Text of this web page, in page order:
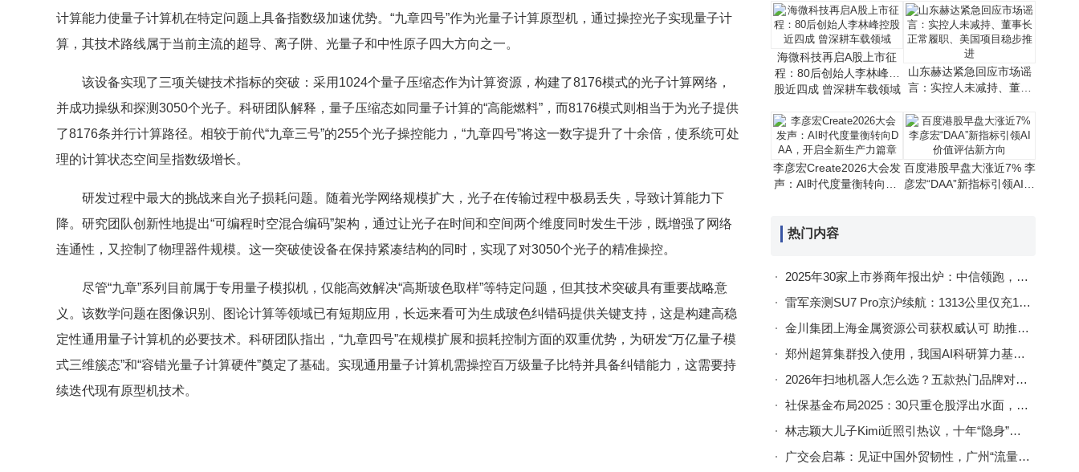
计算能力使量子计算机在特定问题上具备指数级加速优势。“九章四号”作为光量子计算原型机，通过操控光子实现量子计
算，其技术路线属于当前主流的超导、离子阱、光量子和中性原子四大方向之一。
该设备实现了三项关键技术指标的突破：采用1024个量子压缩态作为计算资源，构建了8176模式的光子计算网络，
并成功操纵和探测3050个光子。科研团队解释，量子压缩态如同量子计算的“高能燃料”，而8176模式则相当于为光子提供
了8176条并行计算路径。相较于前代“九章三号”的255个光子操控能力，“九章四号”将这一数字提升了十余倍，使系统可处
理的计算状态空间呈指数级增长。
研发过程中最大的挑战来自光子损耗问题。随着光学网络规模扩大，光子在传输过程中极易丢失，导致计算能力下
降。研究团队创新性地提出“可编程时空混合编码”架构，通过让光子在时间和空间两个维度同时发生干涉，既增强了网络
连通性，又控制了物理器件规模。这一突破使设备在保持紧凑结构的同时，实现了对3050个光子的精准操控。
尽管“九章”系列目前属于专用量子模拟机，仅能高效解决“高斯玻色取样”等特定问题，但其技术突破具有重要战略意
义。该数学问题在图像识别、图论计算等领域已有短期应用，长远来看可为生成玻色纠错码提供关键支持，这是构建高稳
定性通用量子计算机的必要技术。科研团队指出，“九章四号”在规模扩展和损耗控制方面的双重优势，为研发“万亿量子模
式三维簇态”和“容错光量子计算硬件”奠定了基础。实现通用量子计算机需操控百万级量子比特并具备纠错能力，这需要持
续迭代现有原型机技术。
海微科技再启A股上市征
程：80后创始人李林峰控
股近四成 曾深耕车载领域
山东赫达紧急回应市场谣
言：实控人未减持、董事
步推进
李彦宏Create2026大会发
声：AI时代度量衡转向DA
百度港股早盘大涨近7% 李
彦宏“DAA”新指标引领AI价
热门内容
2025年30家上市券商年报出炉：中信领跑，各业务收入排名全解析
雷军亲测SU7 Pro京沪续航：1313公里仅充1次电，国产电车实力获赞
金川集团上海金属资源公司获权威认可 助推铜产业链高质量发展
郑州超算集群投入使用，我国AI科研算力基础设施实现关键突破
2026年扫地机器人怎么选？五款热门品牌对比，帮你找到家庭清洁好帮手
社保基金布局2025：30只重仓股浮出水面，哪些行业成“心头好”？
林志颖大儿子Kimi近照引热议，十年“隐身”终露面，成长模样令人感慨
广交会启幕：见证中国外贸韧性，广州“流量”与经济双腾飞